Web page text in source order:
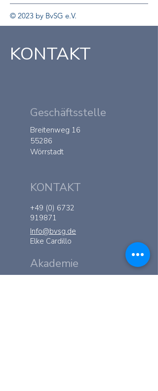
© 2023 by BvSG e.V.
KONTAKT
Geschäftsstelle
Breitenweg 16
55286
Wörrstadt
KONTAKT
+49 (0) 6732
919871
Info@bvsg.de
Elke Cardillo
Akademie